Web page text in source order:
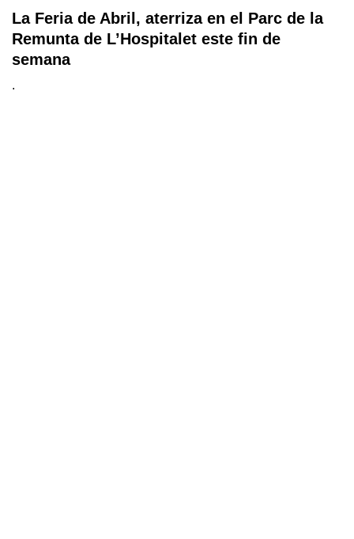
La Feria de Abril, aterriza en el Parc de la
Remunta de L’Hospitalet este fin de
semana
.